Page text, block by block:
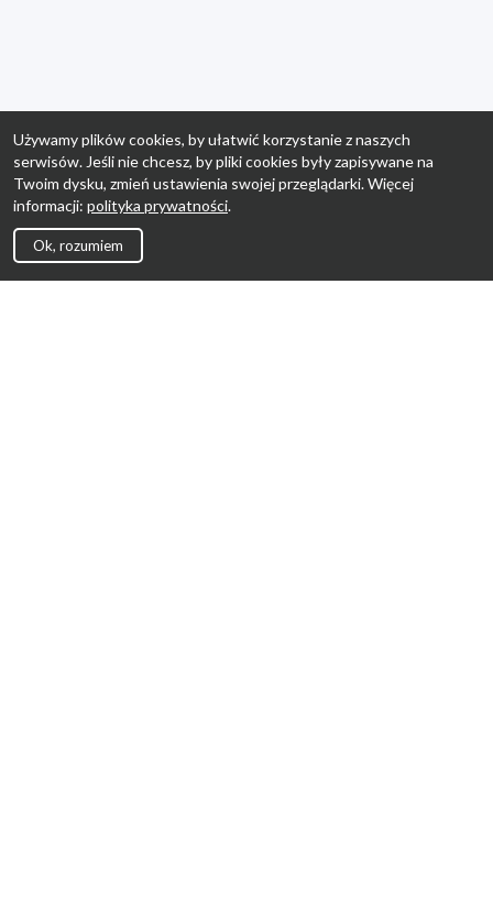
Używamy plików cookies, by ułatwić korzystanie z naszych
serwisów. Jeśli nie chcesz, by pliki cookies były zapisywane na
Twoim dysku, zmień ustawienia swojej przeglądarki. Więcej
informacji: polityka prywatności.
Ok, rozumiem